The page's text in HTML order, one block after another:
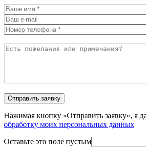
Нажимая кнопку «Отправить заявку», я
обработку моих персональных данных
Оставьте это поле пустым